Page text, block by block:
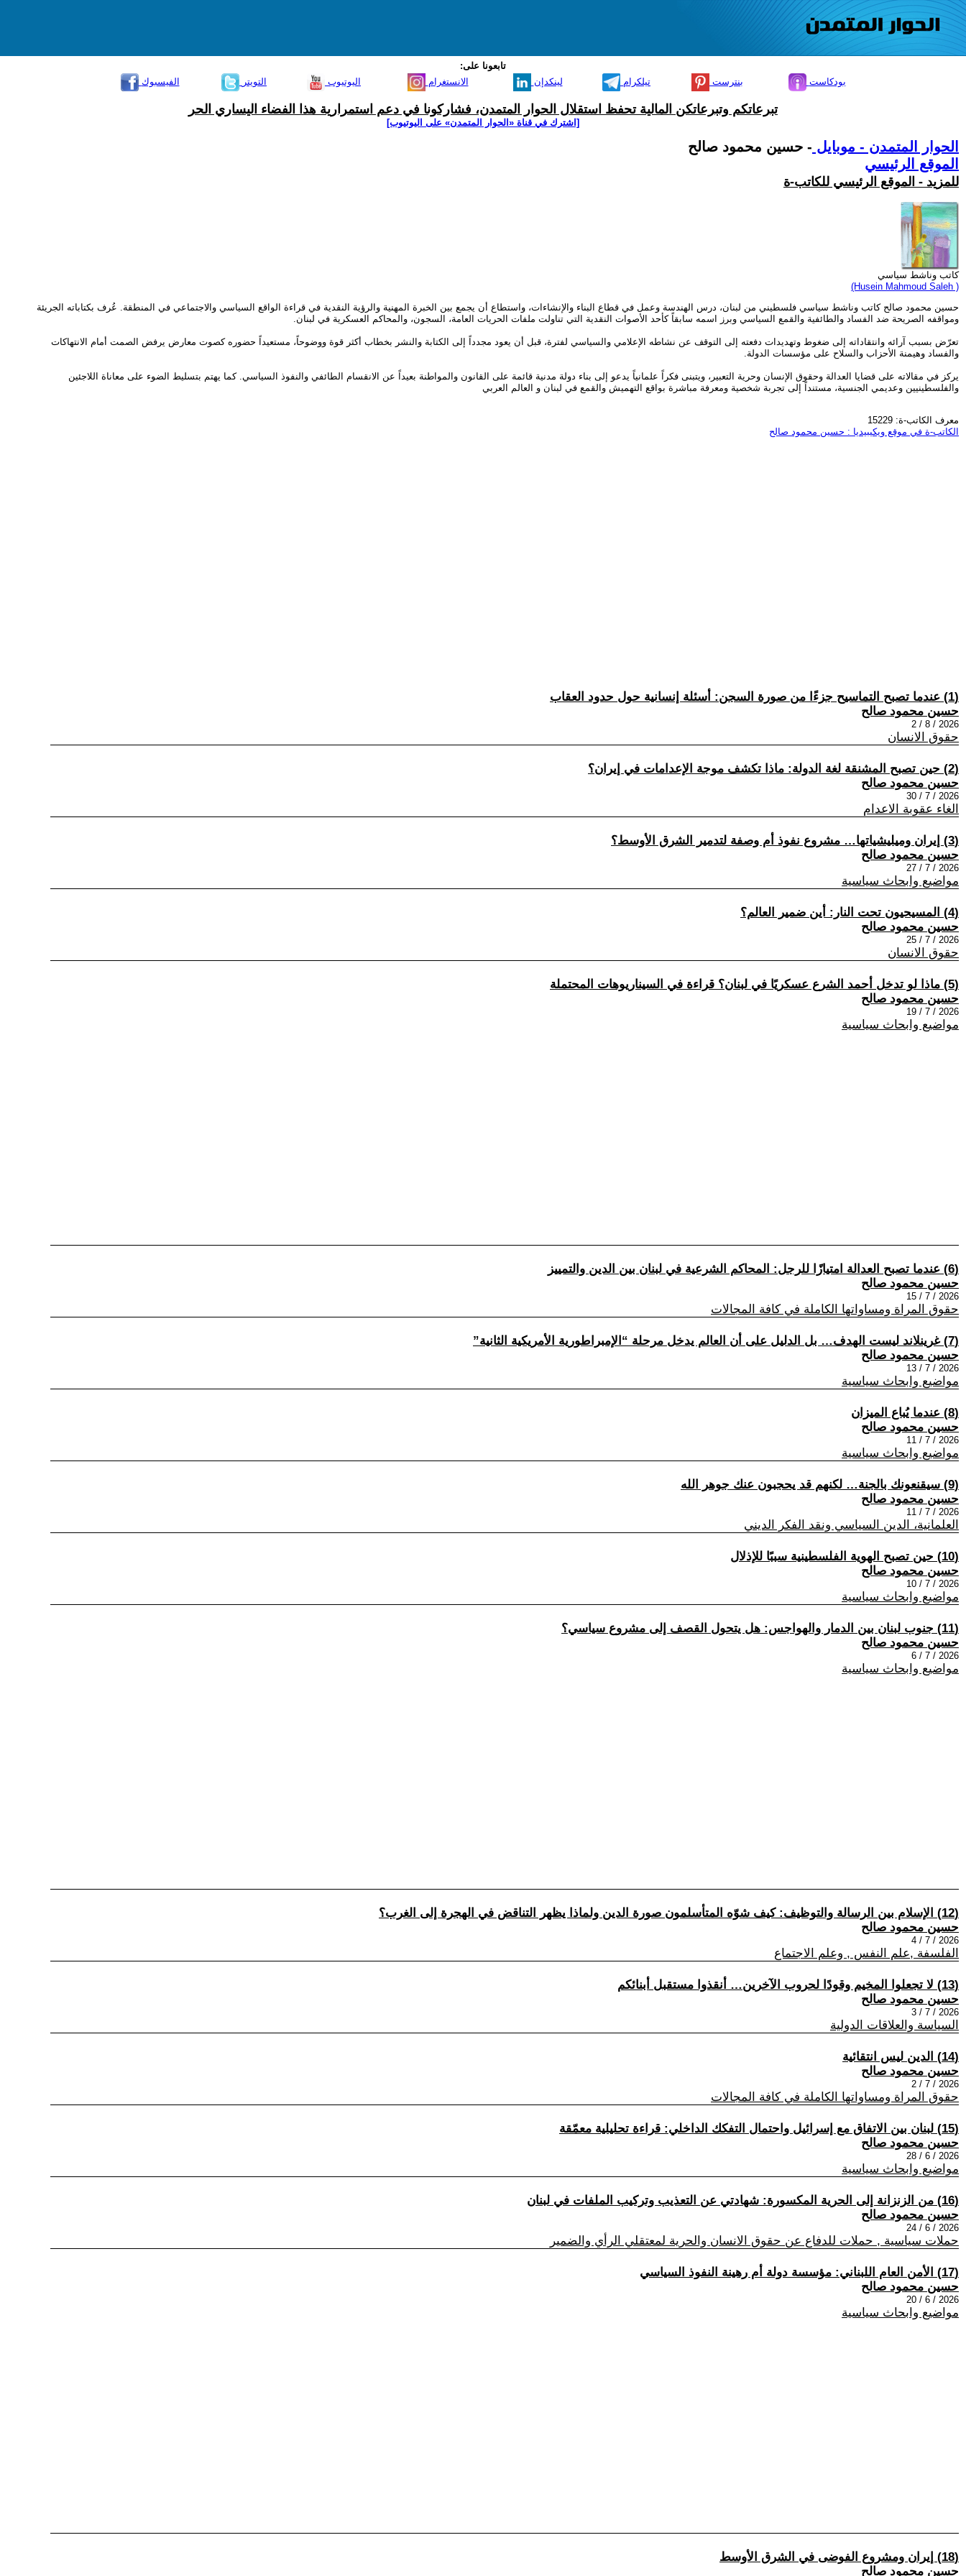
تابعونا على:
الفيسبوك
التويتر اليوتيوب الانستغرام لينكدإن تيلكرام بنترست بودكاست
تبرعاتكم وتبرعاتكن المالية تحفظ استقلال الحوار المتمدن، فشاركونا في دعم استمرارية هذا الفضاء اليساري الحر
[اشترك في قناة ‫«الحوار المتمدن» على اليوتيوب]
الحوار المتمدن - موبايل - حسين محمود صالح
الموقع الرئيسي
للمزيد - الموقع الرئيسي للكاتب-ة
كاتب وناشط سياسي
(Husein Mahmoud Saleh )
حسين محمود صالح كاتب وناشط سياسي فلسطيني من لبنان، درس الهندسة وعمل في قطاع البناء والإنشاءات، واستطاع أن يجمع بين الخبرة المهنية والرؤية النقدية في قراءة الواقع السياسي والاجتماعي في المنطقة. عُرف بكتاباته الجريئة
ومواقفه الصريحة ضد الفساد والطائفية والقمع السياسي وبرز اسمه سابقاً كأحد الأصوات النقدية التي تناولت ملفات الحريات العامة، السجون، والمحاكم العسكرية في لبنان.
تعرّض بسبب آرائه وانتقاداته إلى ضغوط وتهديدات دفعته إلى التوقف عن نشاطه الإعلامي والسياسي لفترة، قبل أن يعود مجدداً إلى الكتابة والنشر بخطاب أكثر قوة ووضوحاً، مستعيداً حضوره كصوت معارض يرفض الصمت أمام الانتهاكات
والفساد وهيمنة الأحزاب والسلاح على مؤسسات الدولة.
يركز في مقالاته على قضايا العدالة وحقوق الإنسان وحرية التعبير، ويتبنى فكراً علمانياً يدعو إلى بناء دولة مدنية قائمة على القانون والمواطنة بعيداً عن الانقسام الطائفي والنفوذ السياسي. كما يهتم بتسليط الضوء على معاناة اللاجئين
والفلسطينيين وعديمي الجنسية، مستنداً إلى تجربة شخصية ومعرفة مباشرة بواقع التهميش والقمع في لبنان و العالم العربي
معرف الكاتب-ة: 15229
الكاتب-ة في موقع ويكيبيديا : حسين محمود صالح
(1) عندما تصبح التماسيح جزءًا من صورة السجن: أسئلة إنسانية حول حدود العقاب
حسين محمود صالح
2026 / 8 / 2
حقوق الانسان
(2) حين تصبح المشنقة لغة الدولة: ماذا تكشف موجة الإعدامات في إيران؟
حسين محمود صالح
2026 / 7 / 30
الغاء عقوبة الاعدام
(3) إيران وميليشياتها… مشروع نفوذ أم وصفة لتدمير الشرق الأوسط؟
حسين محمود صالح
2026 / 7 / 27
مواضيع وابحاث سياسية
(4) المسيحيون تحت النار: أين ضمير العالم؟
حسين محمود صالح
2026 / 7 / 25
حقوق الانسان
(5) ماذا لو تدخل أحمد الشرع عسكريًا في لبنان؟ قراءة في السيناريوهات المحتملة
حسين محمود صالح
2026 / 7 / 19
مواضيع وابحاث سياسية
(6) عندما تصبح العدالة امتيازًا للرجل: المحاكم الشرعية في لبنان بين الدين والتمييز
حسين محمود صالح
2026 / 7 / 15
حقوق المراة ومساواتها الكاملة في كافة المجالات
(7) غرينلاند ليست الهدف… بل الدليل على أن العالم يدخل مرحلة “الإمبراطورية الأمريكية الثانية”
حسين محمود صالح
2026 / 7 / 13
مواضيع وابحاث سياسية
(8) عندما يُباع الميزان
حسين محمود صالح
2026 / 7 / 11
مواضيع وابحاث سياسية
(9) سيقنعونك بالجنة… لكنهم قد يحجبون عنك جوهر الله
حسين محمود صالح
2026 / 7 / 11
العلمانية، الدين السياسي ونقد الفكر الديني
(10) حين تصبح الهوية الفلسطينية سببًا للإذلال
حسين محمود صالح
2026 / 7 / 10
مواضيع وابحاث سياسية
(11) جنوب لبنان بين الدمار والهواجس: هل يتحول القصف إلى مشروع سياسي؟
حسين محمود صالح
2026 / 7 / 6
مواضيع وابحاث سياسية
(12) الإسلام بين الرسالة والتوظيف: كيف شوّه المتأسلمون صورة الدين ولماذا يظهر التناقض في الهجرة إلى الغرب؟
حسين محمود صالح
2026 / 7 / 4
الفلسفة ,علم النفس , وعلم الاجتماع
(13) لا تجعلوا المخيم وقودًا لحروب الآخرين… أنقذوا مستقبل أبنائكم
حسين محمود صالح
2026 / 7 / 3
السياسة والعلاقات الدولية
(14) الدين ليس انتقائية
حسين محمود صالح
2026 / 7 / 2
حقوق المراة ومساواتها الكاملة في كافة المجالات
(15) لبنان بين الاتفاق مع إسرائيل واحتمال التفكك الداخلي: قراءة تحليلية معمّقة
حسين محمود صالح
2026 / 6 / 28
مواضيع وابحاث سياسية
(16) من الزنزانة إلى الحرية المكسورة: شهادتي عن التعذيب وتركيب الملفات في لبنان
حسين محمود صالح
2026 / 6 / 24
حملات سياسية , حملات للدفاع عن حقوق الانسان والحرية لمعتقلي الرأي والضمير
(17) الأمن العام اللبناني: مؤسسة دولة أم رهينة النفوذ السياسي
حسين محمود صالح
2026 / 6 / 20
مواضيع وابحاث سياسية
(18) إيران ومشروع الفوضى في الشرق الأوسط
حسين محمود صالح